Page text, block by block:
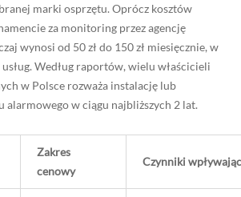
marki osprzętu. Oprócz kosztów
za monitoring przez agencję
wynosi od 50 zł do 150 zł miesięcznie, w
Według raportów, wielu właścicieli
w Polsce rozważa instalację lub
alarmowego w ciągu najbliższych 2 lat.
Zakres
cenowy
Czynniki